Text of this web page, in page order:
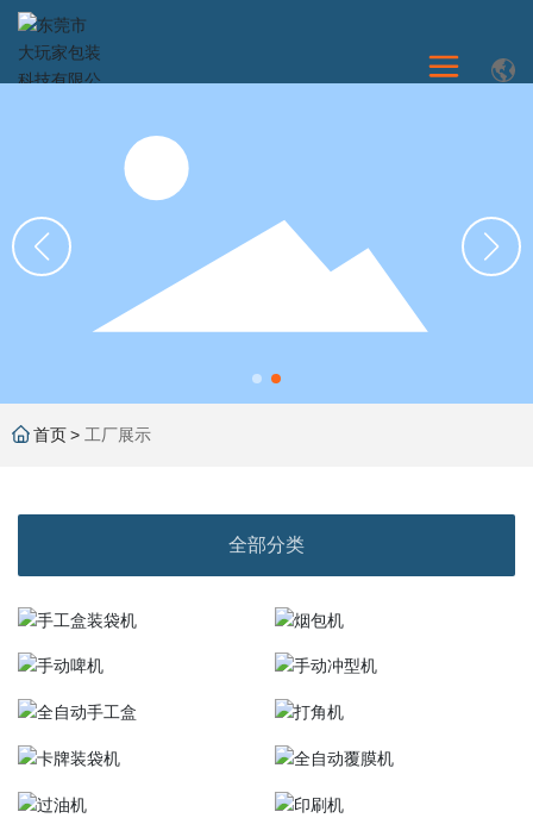
首页 工厂展示
全部分类